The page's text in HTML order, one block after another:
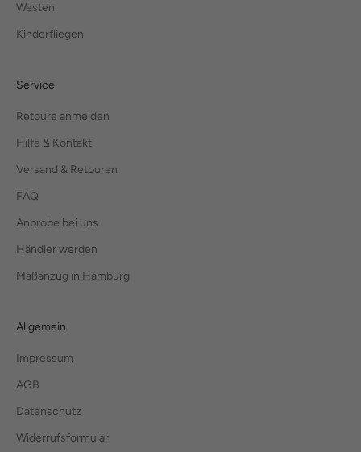
Westen
Kinderfliegen
Service
Retoure anmelden
Hilfe & Kontakt
Versand & Retouren
FAQ
Anprobe bei uns
Händler werden
Maßanzug in Hamburg
Allgemein
Impressum
AGB
Datenschutz
Widerrufsformular